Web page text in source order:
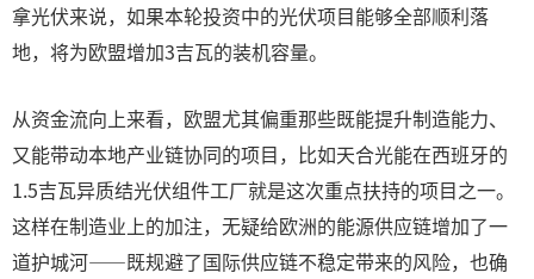
拿光伏来说，如果本轮投资中的光伏项目能够全部顺利落
地，将为欧盟增加3吉瓦的装机容量。
从资金流向上来看，欧盟尤其偏重那些既能提升制造能力、
又能带动本地产业链协同的项目，比如天合光能在西班牙的
1.5吉瓦异质结光伏组件工厂就是这次重点扶持的项目之一。
这样在制造业上的加注，无疑给欧洲的能源供应链增加了一
道护城河——既规避了国际供应链不稳定带来的风险，也确